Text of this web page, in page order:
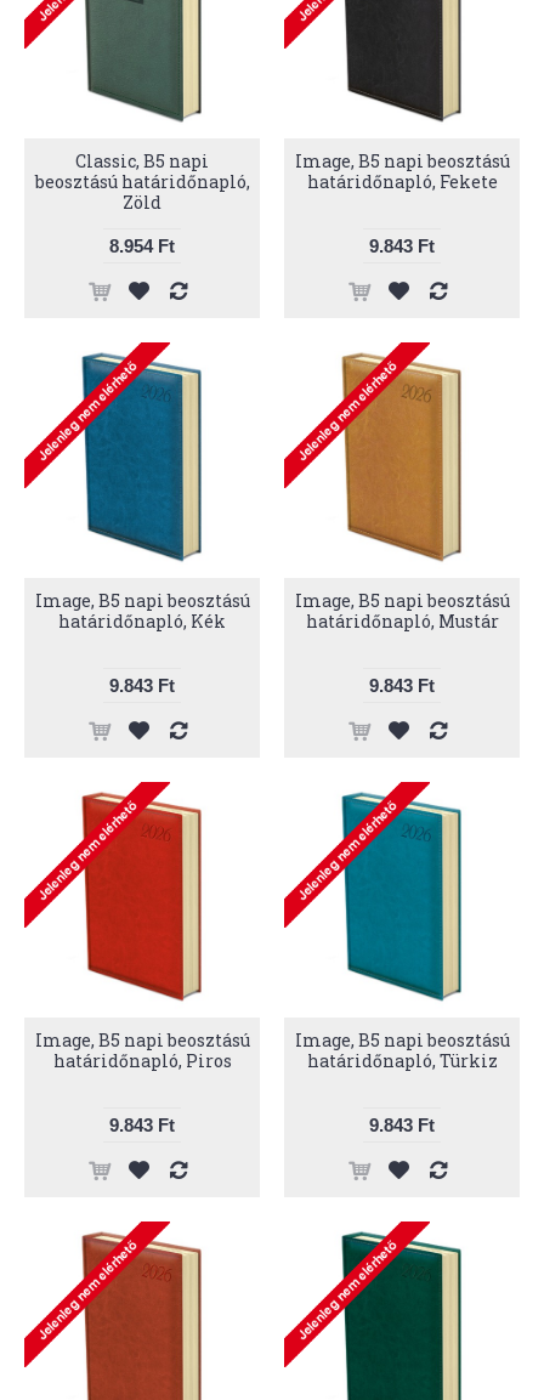
Classic, B5 napi
beosztású határidőnapló,
Zöld
8.954 Ft
Image, B5 napi beosztású
határidőnapló, Fekete
9.843 Ft
Image, B5 napi beosztású
határidőnapló, Kék
9.843 Ft
Image, B5 napi beosztású
határidőnapló, Mustár
9.843 Ft
Image, B5 napi beosztású
határidőnapló, Piros
9.843 Ft
Image, B5 napi beosztású
határidőnapló, Türkiz
9.843 Ft